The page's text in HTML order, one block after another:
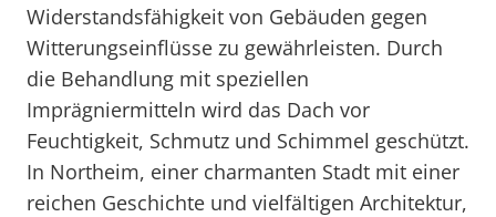
Widerstandsfähigkeit von Gebäuden gegen
Witterungseinflüsse zu gewährleisten. Durch
die Behandlung mit speziellen
Imprägniermitteln wird das Dach vor
Feuchtigkeit, Schmutz und Schimmel geschützt.
In Northeim, einer charmanten Stadt mit einer
reichen Geschichte und vielfältigen Architektur,